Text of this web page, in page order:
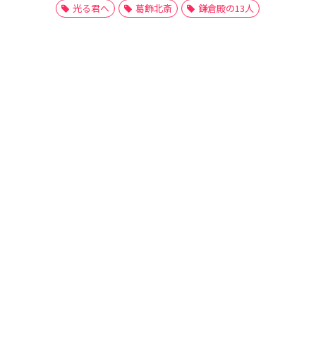
光る君へ
葛飾北斎 鎌倉殿の13人